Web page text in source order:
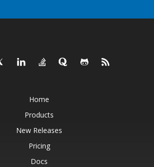
Home
Products
New Releases
Pricing
Docs